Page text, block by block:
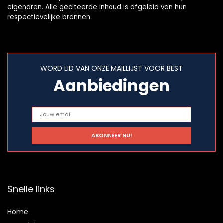
eigenaren. Alle geciteerde inhoud is afgeleid van hun
respectievelijke bronnen.
WORD LID VAN ONZE MAILLIJST VOOR BEST
Aanbiedingen
Snelle links
Home